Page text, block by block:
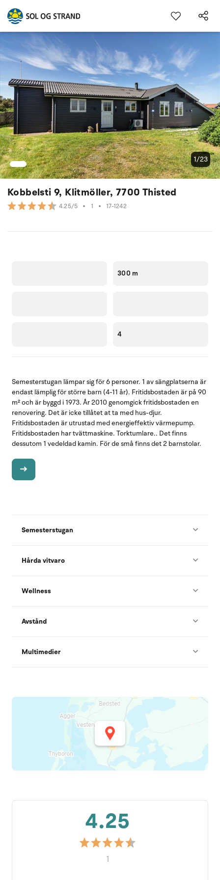
Kobbelsti 9, Klitmöller, 7700 Thisted
4.25/5 • 1 • 17-1242
1/23
300 m
4
Semesterstugan lämpar sig för 6 personer. 1 av sängplatserna är
endast lämplig för större barn (4-11 år). Fritidsbostaden är på 90
m² och är byggd i 1973. År 2010 genomgick fritidsbostaden en
renovering. Det är icke tillåtet at ta med hus-djur.
Fritidsbostaden är utrustad med energieffektiv värmepump.
Fritidsbostaden har tvättmaskine. Torktumlare.. Det finns
dessutom 1 vedeldad kamin. För de små finns det 2 barnstolar.
Semesterstugan
Hårda vitvaro
Wellness
Avstånd
Multimedier
4.25
1